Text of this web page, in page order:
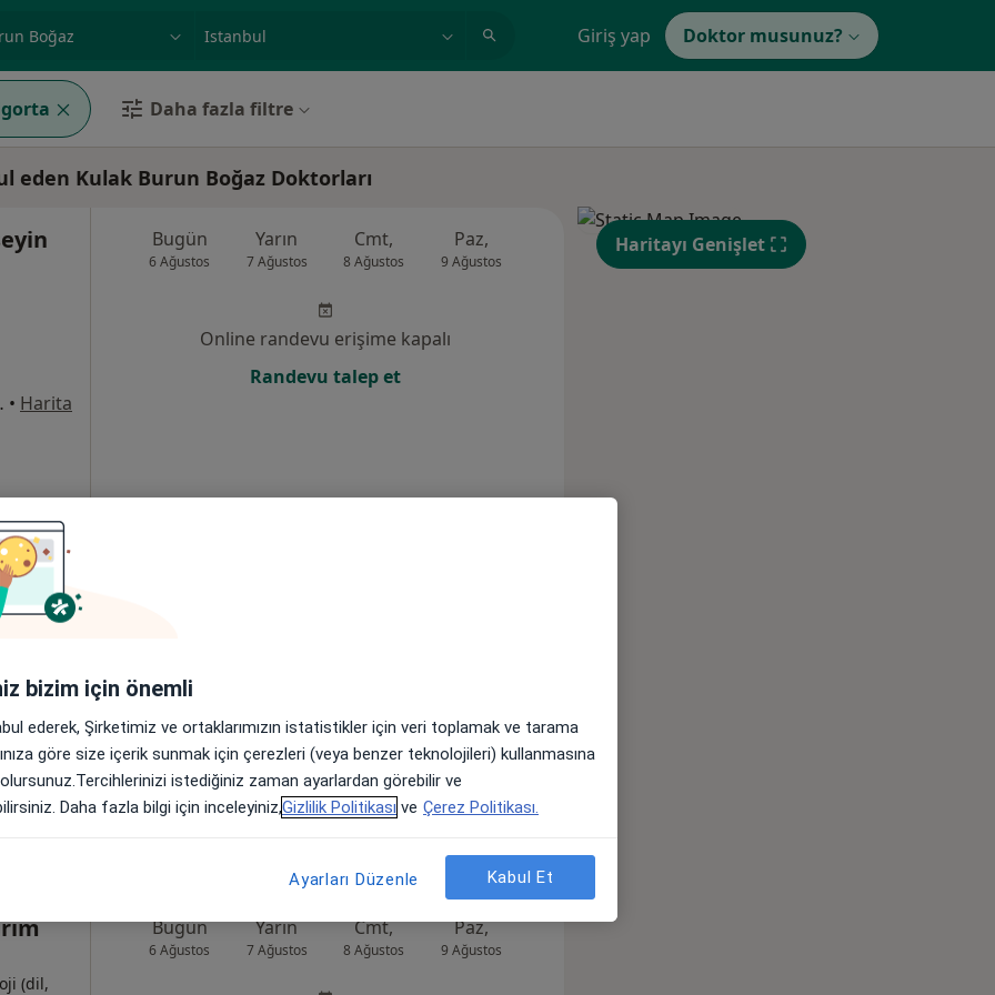
Giriş yap Doktor musunuz?
Daha fazla filtre
eden Kulak Burun Boğaz Doktorları
Esenler • Harita
Bugün
6 Ağustos
Yarın
7 Ağustos
Cmt,
8 Ağustos
Paz,
9 Ağustos 10 Ağustos
Sal,
11 Ağustos
Çar,
12 Ağustos
Online randevu erişime kapalı
Randevu talep et
• Harita
Randevu talep et
(dil,
Bugün
6 Ağustos
Yarın
7 Ağustos
Cmt,
8 Ağustos
Paz,
9 Ağustos
Pzt,
Haritayı Genişlet
bizim için önemli
ederek, Şirketimiz ve ortaklarımızın istatistikler için veri toplamak ve tarama
göre size içerik sunmak için çerezleri (veya benzer teknolojileri) kullanmasına
istediğiniz zaman ayarlardan görebilir ve
Daha fazla bilgi için inceleyiniz,Gizlilik Politikası ve Çerez Politikası.
Ayarları Düzenle Kabul Et